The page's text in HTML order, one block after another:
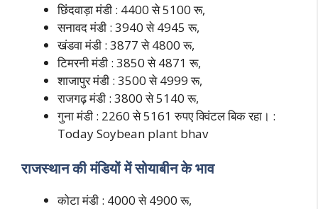
छिंदवाड़ा मंडी : 4400 से 5100 रू,
सनावद मंडी : 3940 से 4945 रू,
खंडवा मंडी : 3877 से 4800 रू,
टिमरनी मंडी : 3850 से 4871 रू,
शाजापुर मंडी : 3500 से 4999 रू,
राजगढ़ मंडी : 3800 से 5140 रू,
गुना मंडी : 2260 से 5161 रुपए क्विंटल बिक रहा। :
Today Soybean plant bhav
राजस्थान की मंडियों में सोयाबीन के भाव
कोटा मंडी : 4000 से 4900 रू,